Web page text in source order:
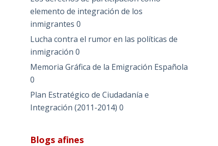
elemento de integración de los
inmigrantes 0
Lucha contra el rumor en las políticas de
inmigración 0
Memoria Gráfica de la Emigración Española
0
Plan Estratégico de Ciudadanía e
Integración (2011-2014) 0
Blogs afines